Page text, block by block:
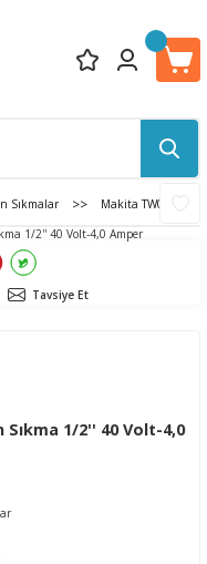
Sıkmalar Makita
Tavsiye Et
Sıkma 1/2'' 40 Volt-4,0